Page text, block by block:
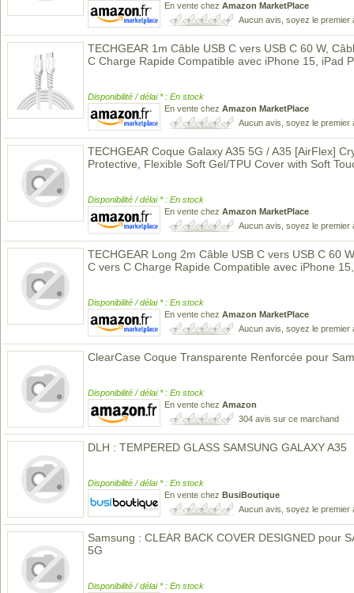
En vente chez Amazon MarketPlace
Aucun avis, soyez le premier
TECHGEAR 1m Câble USB C vers USB C 60 W,
C Charge Rapide Compatible avec iPhone 15, iPad
Disponibilité / délai * : En stock
En vente chez Amazon MarketPlace
Aucun avis, soyez le premier
TECHGEAR Coque Galaxy A35 5G / A35 [AirFlex]
Protective, Flexible Soft Gel/TPU Cover with Soft
Disponibilité / délai * : En stock
En vente chez Amazon MarketPlace
Aucun avis, soyez le premier
TECHGEAR Long 2m Câble USB C vers USB C 60
C vers C Charge Rapide Compatible avec iPhone
Disponibilité / délai * : En stock
En vente chez Amazon MarketPlace
Aucun avis, soyez le premier
ClearCase Coque Transparente Renforcée pour
Disponibilité / délai * : En stock
En vente chez Amazon
304 avis sur ce marchand
DLH : TEMPERED GLASS SAMSUNG GALAXY A35
Disponibilité / délai * : En stock
En vente chez BusiBoutique
Aucun avis, soyez le premier
Samsung : CLEAR BACK COVER DESIGNED pour
5G
Disponibilité / délai * : En stock